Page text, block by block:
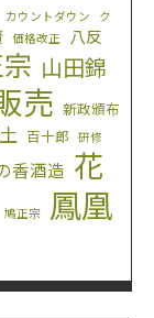
カウントダウン
ク
価格改正
八反
山田錦
売 新政頒布
百十郎 研修
香酒造 花
鳩正宗
鳳凰